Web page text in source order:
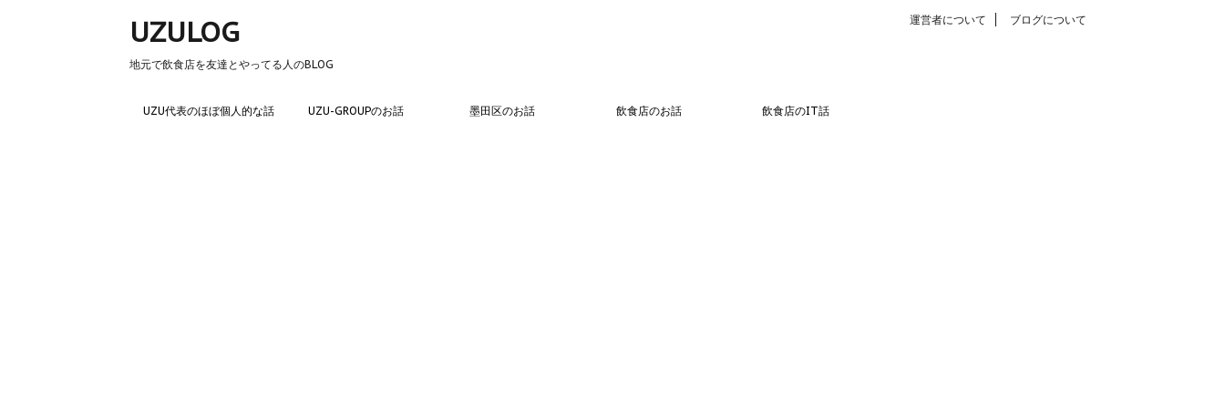
UZULOG
地元で飲食店を友達とやってる人のBLOG
運営者について ブログについて
UZU代表のほぼ個人的な話 UZU-GROUPのお話 墨田区のお話 飲食店のお話 飲食店のIT話